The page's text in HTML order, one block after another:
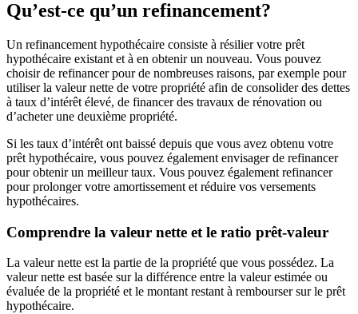
Qu’est-ce qu’un refinancement?
Un refinancement hypothécaire consiste à résilier votre prêt
hypothécaire existant et à en obtenir un nouveau. Vous pouvez
choisir de refinancer pour de nombreuses raisons, par exemple pour
utiliser la valeur nette de votre propriété afin de consolider des dettes
à taux d’intérêt élevé, de financer des travaux de rénovation ou
d’acheter une deuxième propriété.
Si les taux d’intérêt ont baissé depuis que vous avez obtenu votre
prêt hypothécaire, vous pouvez également envisager de refinancer
pour obtenir un meilleur taux. Vous pouvez également refinancer
pour prolonger votre amortissement et réduire vos versements
hypothécaires.
Comprendre la valeur nette et le ratio prêt-valeur
La valeur nette est la partie de la propriété que vous possédez. La
valeur nette est basée sur la différence entre la valeur estimée ou
évaluée de la propriété et le montant restant à rembourser sur le prêt
hypothécaire.